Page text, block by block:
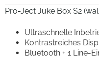
Pro-Ject Juke Box S2
Ultraschnelle
Kontrastreiches
Bluetooth + 1 Line-